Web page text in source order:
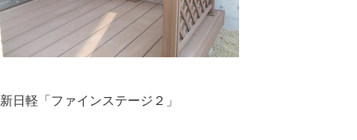
新日軽「ファインステージ２」